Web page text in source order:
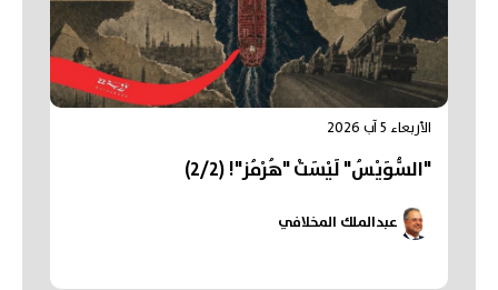
الأربعاء 5 آب 2026
"السُّوَيْسُ" لَيْسَتْ "هُرْمُز"! (2/2)
عبدالملك المخلافي